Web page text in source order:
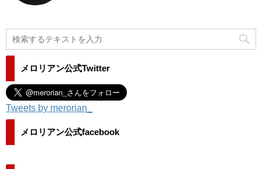
メロリアン公式Twitter
Tweets by merorian_
メロリアン公式facebook